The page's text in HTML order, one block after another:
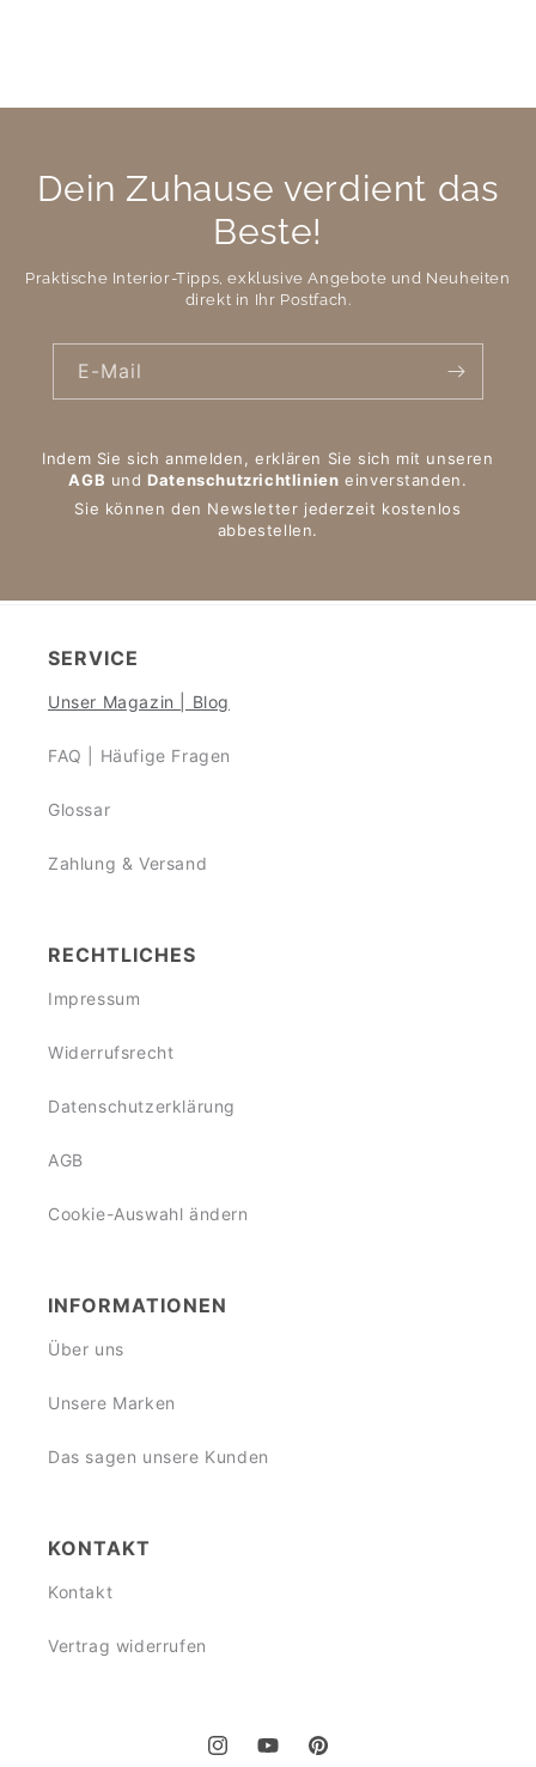
Dein Zuhause verdient das
Beste!
Praktische Interior-Tipps, exklusive Angebote und Neuheiten
direkt in Ihr Postfach.
E-Mail
Indem Sie sich anmelden, erklären Sie sich mit unseren
AGB undDatenschutzrichtlinien einverstanden.
Sie können den Newsletter jederzeit kostenlos
abbestellen.
SERVICE
Unser Magazin | Blog
FAQ | Häufige Fragen
Glossar
Zahlung & Versand
RECHTLICHES
Impressum
Widerrufsrecht
Datenschutzerklärung
AGB
Cookie-Auswahl ändern
INFORMATIONEN
Über uns
Unsere Marken
Das sagen unsere Kunden
KONTAKT
Kontakt
Vertrag widerrufen
InstagramYouTubePinterest